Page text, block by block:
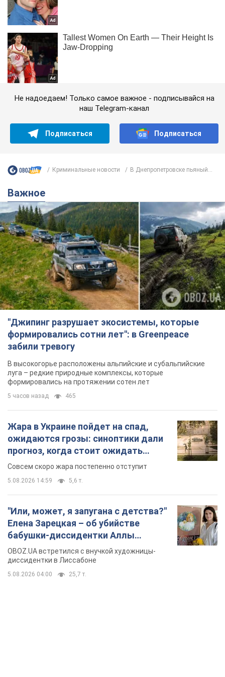
Не надоедаем! Только самое важное - подписывайся на
наш Telegram-канал
Подписаться Подписаться
Криминальные новости В Днепропетровске пьяный...
Важное
"Джипинг разрушает экосистемы, которые
формировались сотни лет": в Greenpeace
забили тревогу
В высокогорье расположены альпийские и субальпийские
луга – редкие природные комплексы, которые
формировались на протяжении сотен лет
5 часов назад 465
Жара в Украине пойдет на спад,
ожидаются грозы: синоптики дали
прогноз, когда стоит ожидать
изменения погоды
Совсем скоро жара постепенно отступит
5.08.2026 14:59 5,6 т.
"Или, может, я запугана с детства?"
Елена Зарецкая – об убийстве
бабушки-диссидентки Аллы
Горской, критике сына Стуса и
бегстве в Португалию с пятью
детьми
OBOZ.UA встретился с внучкой художницы-
диссидентки в Лиссабоне
5.08.2026 04:00 25,7 т.